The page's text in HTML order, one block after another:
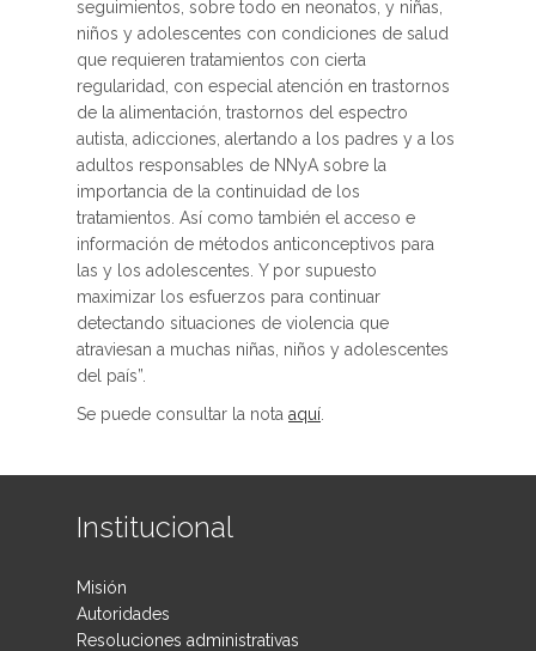
seguimientos, sobre todo en neonatos, y niñas,
niños y adolescentes con condiciones de salud
que requieren tratamientos con cierta
regularidad, con especial atención en trastornos
de la alimentación, trastornos del espectro
autista, adicciones, alertando a los padres y a los
adultos responsables de NNyA sobre la
importancia de la continuidad de los
tratamientos. Así como también el acceso e
información de métodos anticonceptivos para
las y los adolescentes. Y por supuesto
maximizar los esfuerzos para continuar
detectando situaciones de violencia que
atraviesan a muchas niñas, niños y adolescentes
del país”.
Se puede consultar la nota aquí
Institucional
Misión
Autoridades
Resoluciones administrativas